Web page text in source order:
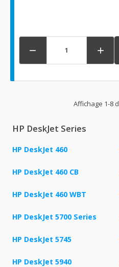
 
Affichage 1-8
HP DeskJet Series
HP DeskJet 460
HP DeskJet 460 CB
HP DeskJet 460 WBT
HP DeskJet 5700 Series
HP DeskJet 5745
HP DeskJet 5940